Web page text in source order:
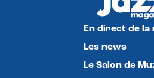
En direct de
Les news
Le Salon de